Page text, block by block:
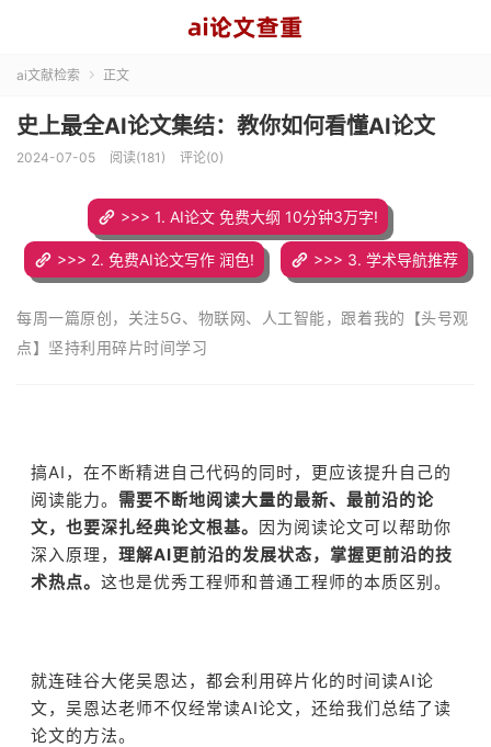
ai文献检索  正文
史上最全AI论文集结：教你如何看懂AI论文
2024-07-05 阅读(181) 评论(0)
>>> 1. AI论文 免费大纲 10分钟3万字!
>>> 2. 免费AI论文写作 润色! >>> 3. 学术导航推荐
每周一篇原创，关注5G、物联网、人工智能，跟着我的【头号观
点】坚持利用碎片时间学习
搞AI，在不断精进自己代码的同时，更应该提升自己的
阅读能力。 需要不断地阅读大量的最新、最前沿的论
文，也要深扎经典论文根基。 因为阅读论文可以帮助你
深入原理， 理解AI更前沿的发展状态，掌握更前沿的技
术热点。 这也是优秀工程师和普通工程师的本质区别。
就连硅谷大佬吴恩达，都会利用碎片化的时间读AI论
文，吴恩达老师不仅经常读AI论文，还给我们总结了读
论文的方法。